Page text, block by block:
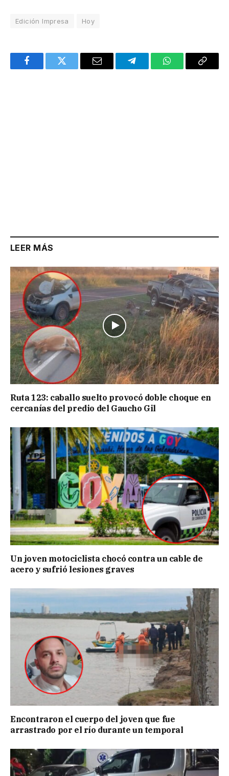
Edición Impresa Hoy
FacebookTwitter Email TelegramWhatsAppCopy
LEER MÁS
Ruta 123: caballo suelto provocó doble choque en
cercanías del predio del Gaucho Gil
Un joven motociclista chocó contra un cable de
acero y sufrió lesiones graves
Encontraron el cuerpo del joven que fue
arrastrado por el río durante un temporal